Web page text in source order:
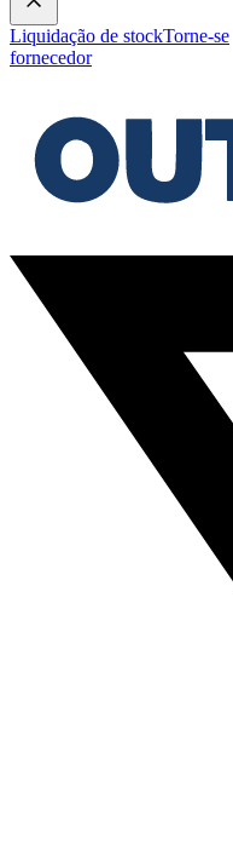
Liquidação de stockTorne-se
fornecedor